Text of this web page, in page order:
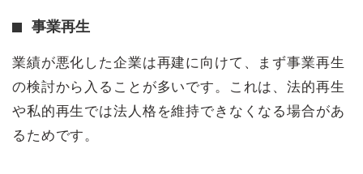
事業再生
業績が悪化した企業は再建に向けて、まず事業再生
の検討から入ることが多いです。これは、法的再生
や私的再生では法人格を維持できなくなる場合があ
るためです。